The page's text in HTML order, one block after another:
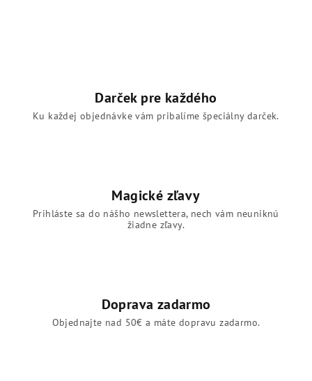
Darček pre každého
Ku každej objednávke vám pribalíme špeciálny darček.
Magické zľavy
Prihláste sa do nášho newslettera, nech vám neuniknú
žiadne zľavy.
Doprava zadarmo
Objednajte nad 50€ a máte dopravu zadarmo.